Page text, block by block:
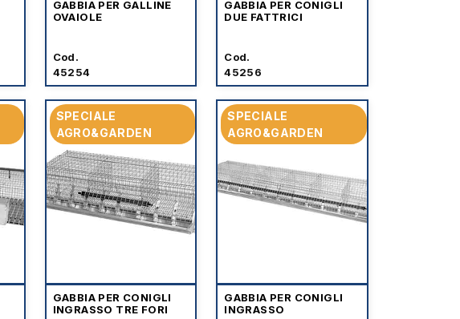
GABBIA PER GALLINE
OVAIOLE
Cod.
45254
GABBIA PER CONIGLI
DUE FATTRICI
Cod.
45256
SPECIALE
AGRO&GARDEN
GABBIA PER CONIGLI
INGRASSO TRE FORI
SPECIALE
AGRO&GARDEN
GABBIA PER CONIGLI
INGRASSO